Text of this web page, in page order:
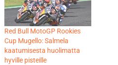
Red Bull MotoGP Rookies
Cup Mugello: Salmela
kaatumisesta huolimatta
hyville pisteille